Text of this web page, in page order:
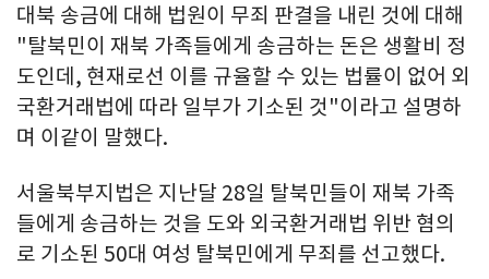
대북 송금에 대해 법원이 무죄 판결을 내린 것에 대해
"탈북민이 재북 가족들에게 송금하는 돈은 생활비 정
도인데, 현재로선 이를 규율할 수 있는 법률이 없어 외
국환거래법에 따라 일부가 기소된 것"이라고 설명하
며 이같이 말했다.
서울북부지법은 지난달 28일 탈북민들이 재북 가족
들에게 송금하는 것을 도와 외국환거래법 위반 혐의
로 기소된 50대 여성 탈북민에게 무죄를 선고했다.